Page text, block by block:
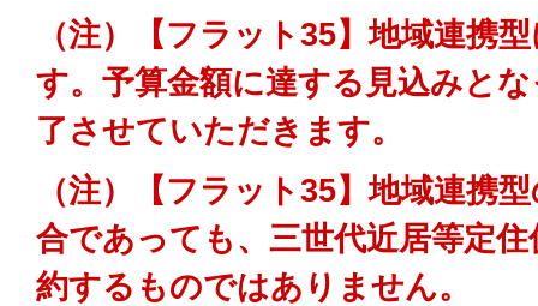
（注）【フラット35】地域連携
す。予算金額に達する見込みと
了させていただきます。
（注）【フラット35】地域連携
合であっても、三世代近居等定
約するものではありません。